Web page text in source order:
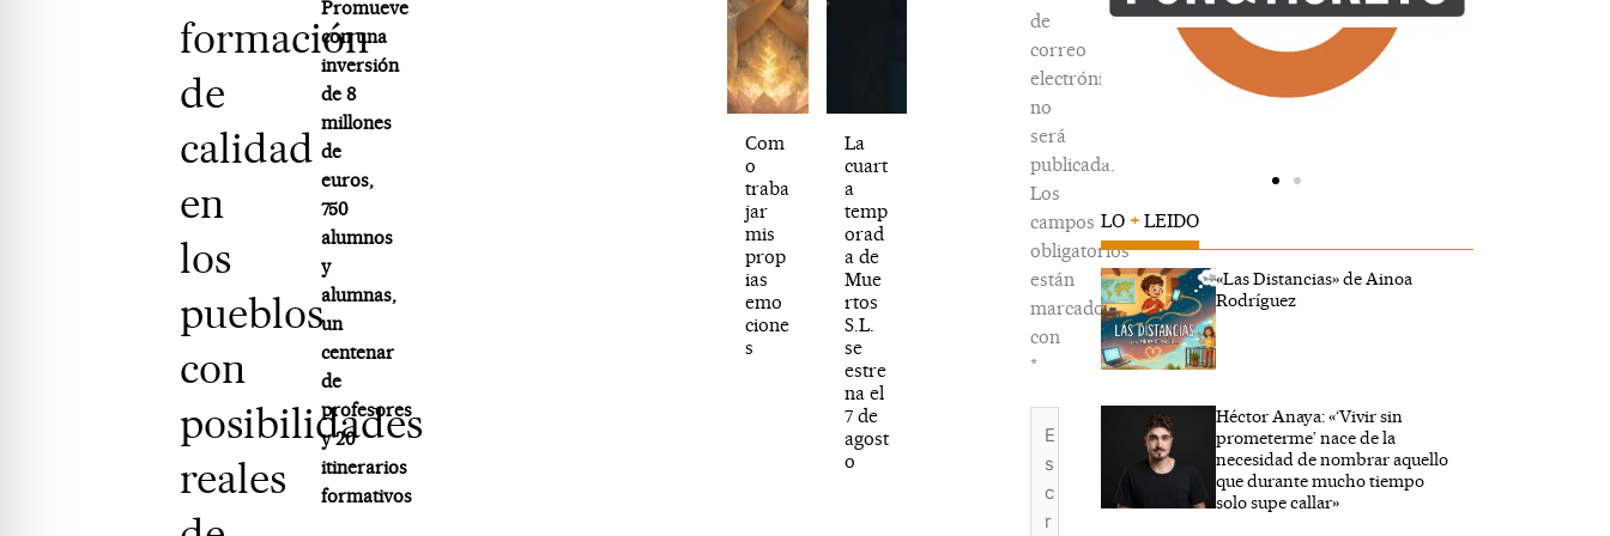
formación
de
calidad
en
los
pueblos
con
posibilidades
reales
Promueve
con una
inversión
de 8
millones
de
euros,
750
alumnos
y
alumnas,
un
centenar
de
profesores
y 20
itinerarios
formativos
Com
o
traba
jar
mis
prop
ias
emo
cione
s
La
cuart
a
temp
orad
a de
Mue
rtos
S.L.
se
estre
na el
7 de
agost
o
de
correo
electrónico
no
será
publicada.
Los
campos
obligatorios
están
marcados
con
*
aquí...
LO +LEIDO
«Las Distancias» de Ainoa
Rodríguez
Héctor Anaya: «‘Vivir sin
prometerme’ nace de la
necesidad de nombrar aquello
que durante mucho tiempo
solo supe callar»